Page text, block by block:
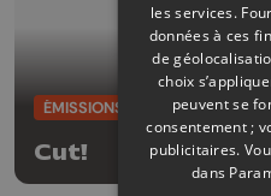
ÉMISSIONS
Cut!
les services.
données à ces
de
choix
peuvent se
consentement ;
publicitaires.
dans